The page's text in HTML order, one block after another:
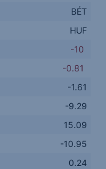
BÉT
HUF
-10
-0.81
-1.61
-9.29
15.09
-10.95
0.24